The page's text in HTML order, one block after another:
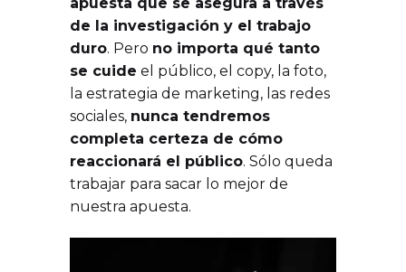
apuesta que se asegura a través
de la investigación y el trabajo
duro. Pero no importa qué tanto
se cuide el público, el copy, la foto,
la estrategia de marketing, las redes
sociales, nunca tendremos
completa certeza de cómo
reaccionará el público. Sólo queda
trabajar para sacar lo mejor de
nuestra apuesta.